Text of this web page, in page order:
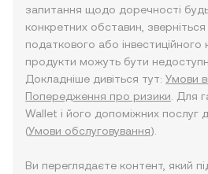
запитання щодо доречності
конкретних обставин,
податкового або інвестиційного
продукти можуть бути
Докладніше дивіться тут: Умови
Попередження про ризики . Для
Wallet і його допоміжних послуг
(Умови обслуговування).
Ви переглядаєте контент, який